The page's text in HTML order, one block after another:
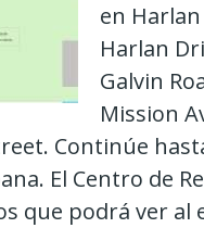
en
Harlan
Galvin
Mission
Continúe
El Centro de
que podrá ver al